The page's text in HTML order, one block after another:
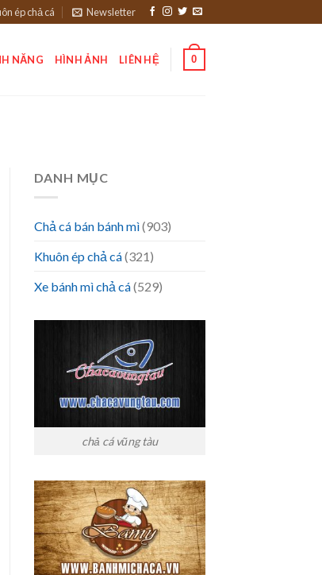
ép chả cá Newsletter
NĂNG HÌNH ẢNH LIÊN HỆ 0
DANH MỤC
Chả cá bán bánh mì(903)
Khuôn ép chả cá(321)
Xe bánh mì chả cá(529)
chả cá vũng tàu